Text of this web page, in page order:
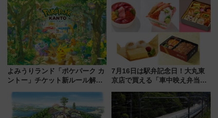
める日帰りツアー
アひまわり園」開園
よみうりランド「ポケパーク カ
ントー」チケット新ルール解
本人確認が11月スタート
7月16日は駅弁記念日！大丸東
京店で買える「車中映え弁当」